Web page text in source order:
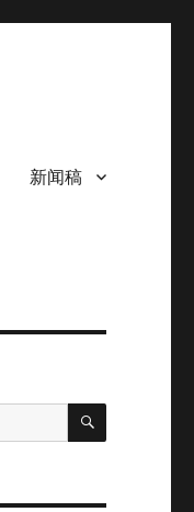
新闻稿
SEARCH